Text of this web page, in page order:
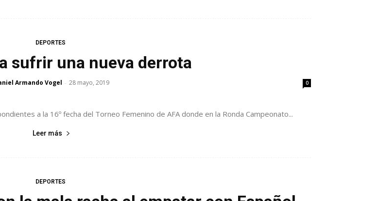
DEPORTES
sufrir una nueva derrota
Armando Vogel - 28 mayo, 2019 0
a la 16º fecha del Torneo Femenino de AFA donde en la Ronda Campeonato...
Leer más
DEPORTES